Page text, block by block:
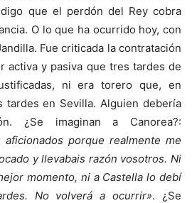
que el perdón del Rey cobra
O lo que ha ocurrido hoy, con
Fue criticada la contratación
activa y pasiva que tres tardes de
ni era torero que, en
tardes en Sevilla. Alguien debería
¿Se imaginan a Canorea?:
aficionados porque realmente me
y llevabais razón vosotros. Ni
momento, ni a Castella lo debí
No volverá a ocurrir». ¿Se